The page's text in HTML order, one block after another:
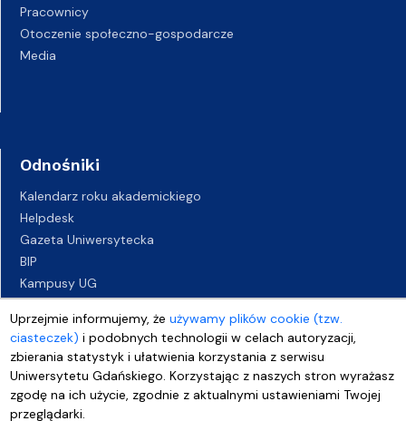
Uprzejmie informujemy, żeużywamy plików cookie (tzw.
ciasteczek) i podobnych technologii w celach autoryzacji,
zbierania statystyk i ułatwienia korzystania z serwisu
Uniwersytetu Gdańskiego. Korzystając z naszych stron wyrażasz
zgodę na ich użycie, zgodnie z aktualnymi ustawieniami Twojej
przeglądarki.
Pracownicy
Otoczenie społeczno-gospodarcze
Media
Odnośniki
Kalendarz roku akademickiego
Helpdesk
Gazeta Uniwersytecka
BIP
Kampusy UG
Biuro Karier UG
Oferty pracy
Deklaracja dostępności